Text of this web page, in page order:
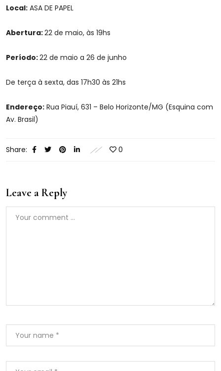
Local: ASA DE PAPEL
Abertura:22 de maio, às 19hs
Período:22 de maio a 26 de junho
De terça à sexta, das 17h30 às 21hs
Endereço: Rua Piauí, 631 – Belo Horizonte/MG (Esquina com
Av. Brasil)
Share: 0
Leave a Reply